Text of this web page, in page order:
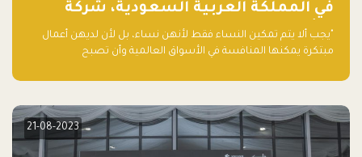
في المملكة العربية السعودية، شركة
ناشئة تلو الأخرى."
"يجب ألا يتم تمكين النساء فقط لأنهن نساء، بل لأن لديهن أعمال
مبتكرة يمكنها المنافسة في الأسواق العالمية وأن تصبح
21-08-2023